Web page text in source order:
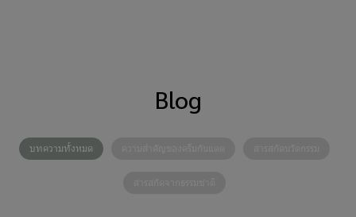
Blog
บทความทั้งหมด